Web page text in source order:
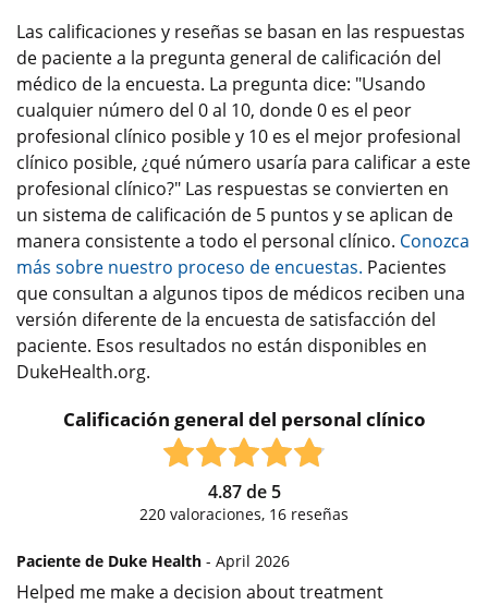
Las calificaciones y reseñas se basan en las respuestas
de paciente a la pregunta general de calificación del
médico de la encuesta. La pregunta dice: "Usando
cualquier número del 0 al 10, donde 0 es el peor
profesional clínico posible y 10 es el mejor profesional
clínico posible, ¿qué número usaría para calificar a este
profesional clínico?" Las respuestas se convierten en
un sistema de calificación de 5 puntos y se aplican de
manera consistente a todo el personal clínico. Conozca
más sobre nuestro proceso de encuestas. Pacientes
que consultan a algunos tipos de médicos reciben una
versión diferente de la encuesta de satisfacción del
paciente. Esos resultados no están disponibles en
DukeHealth.org.
Calificación general del personal clínico
4.87de 5
220 valoraciones, 16 reseñas
Paciente de Duke Health - April 2026
Helped me make a decision about treatment